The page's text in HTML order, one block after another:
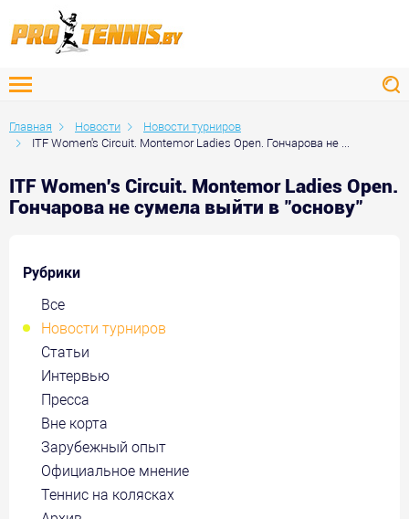
Главная Новости
Новости турниров
ITF Women's Circuit. Montemor Ladies Open. Гончарова не ...
ITF Women's Circuit. Montemor Ladies Open.
Гончарова не сумела выйти в "основу"
Рубрики
Все
Новости турниров
Статьи
Интервью
Пресса
Вне корта
Зарубежный опыт
Официальное мнение
Теннис на колясках